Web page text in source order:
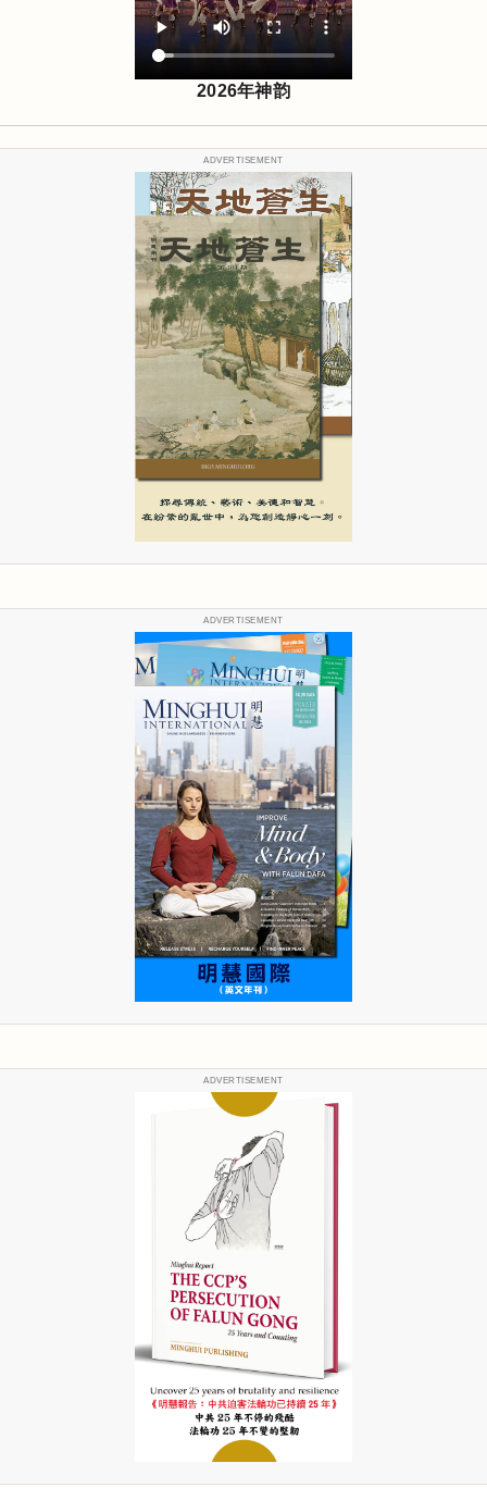
2026年神韵
ADVERTISEMENT
ADVERTISEMENT
ADVERTISEMENT